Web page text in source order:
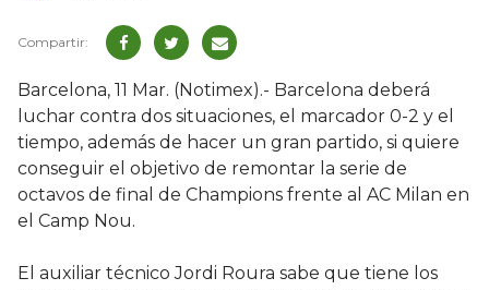
Barcelona, 11 Mar. (Notimex).- Barcelona deberá
luchar contra dos situaciones, el marcador 0-2 y el
tiempo, además de hacer un gran partido, si quiere
conseguir el objetivo de remontar la serie de
octavos de final de Champions frente al AC Milan en
el Camp Nou.
El auxiliar técnico Jordi Roura sabe que tiene los